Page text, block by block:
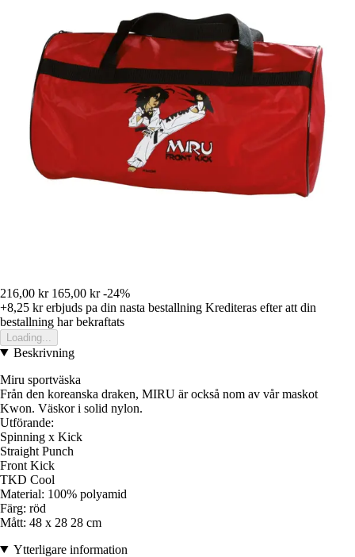
216,00 kr 165,00 kr -24%
+8,25 krerbjuds pa din nasta bestallning Krediteras efter att din
bestallning har bekraftats
Loading...
Beskrivning
Miru sportväska
Från den koreanska draken, MIRU är också nom av vår maskot
Kwon. Väskor i solid nylon.
Utförande:
Spinning x Kick
Straight Punch
Front Kick
TKD Cool
Material: 100% polyamid
Färg: röd
Mått: 48 x 28 28 cm
Ytterligare information